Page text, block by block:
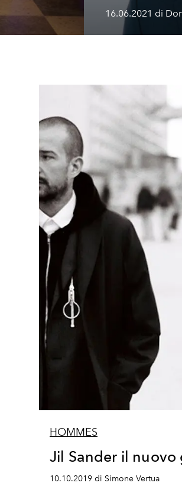
16.06.2021 di
HOMMES
Jil Sander il nuovo
10.10.2019 di Simone Vertua